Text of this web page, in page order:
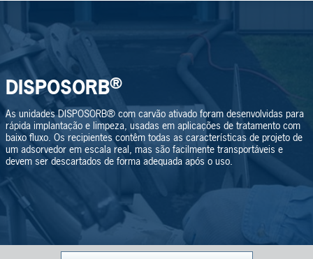
DISPOSORB®
As unidades DISPOSORB® com carvão ativado foram desenvolvidas para
rápida implantação e limpeza, usadas em aplicações de tratamento com
baixo fluxo. Os recipientes contêm todas as características de projeto de
um adsorvedor em escala real, mas são facilmente transportáveis e
devem ser descartados de forma adequada após o uso.